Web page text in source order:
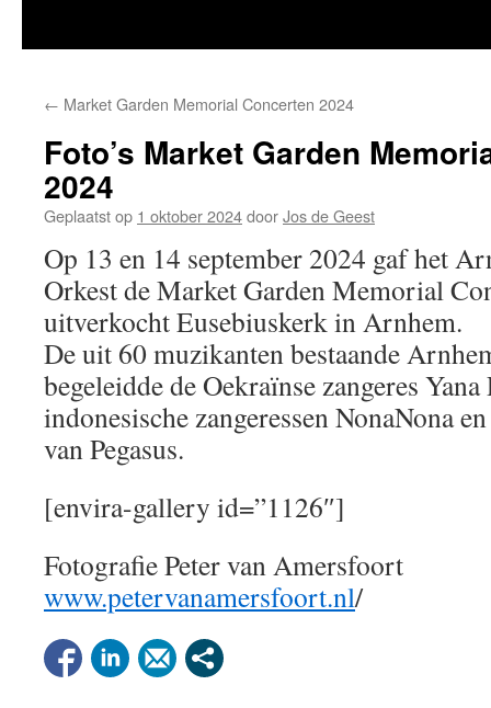
← Market Garden Memorial Concerten 2024
Foto’s Market Garden
2024
Geplaatst op 1 oktober 2024doorJos de Geest
Op 13 en 14 september 2024 gaf het
Orkest de Market Garden Memorial
uitverkocht Eusebiuskerk in Arnhem.
De uit 60 muzikanten bestaande
begeleidde de Oekraïnse zangeres Yana
indonesische zangeressen NonaNona
van Pegasus.
[envira-gallery id=”1126″]
Fotografie Peter van Amersfoort
www.petervanamersfoort.nl/